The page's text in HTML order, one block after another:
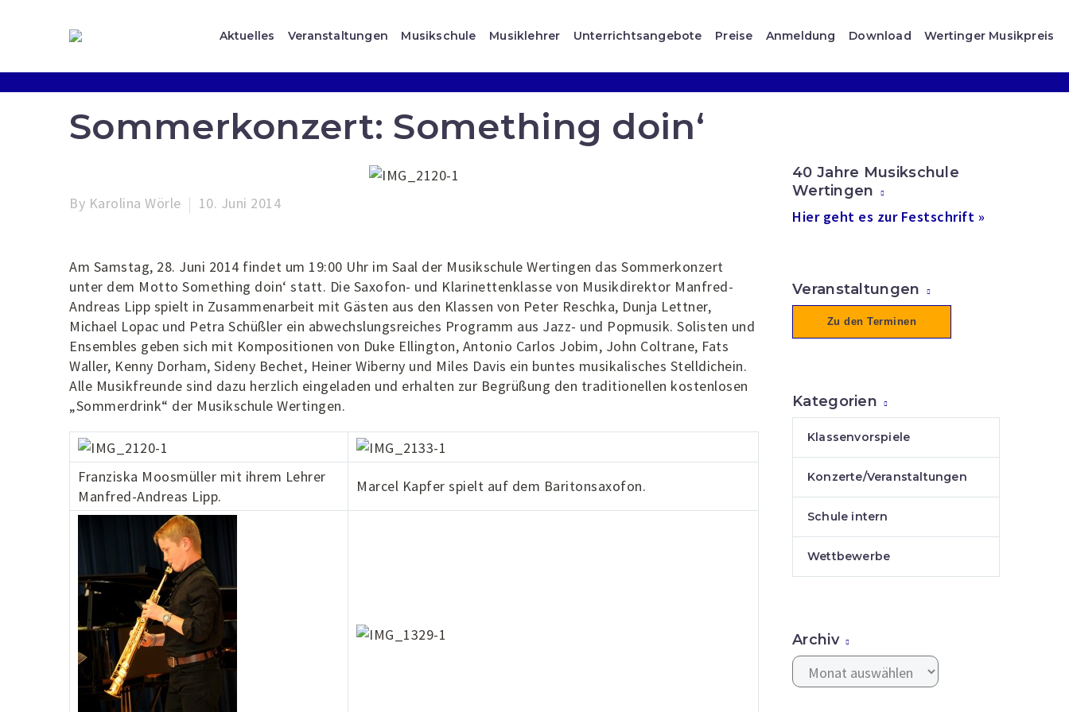
Aktuelles Veranstaltungen Musikschule Musiklehrer Unterrichtsangebote Preise Anmeldung Download Wertinger Musikpreis
Sommerkonzert: Something doin‘
By Karolina Wörle 10. Juni 2014
Am Samstag, 28. Juni 2014 findet um 19:00 Uhr im Saal der Musikschule Wertingen das Sommerkonzert
unter dem Motto Something doin‘ statt. Die Saxofon- und Klarinettenklasse von Musikdirektor Manfred-
Andreas Lipp spielt in Zusammenarbeit mit Gästen aus den Klassen von Peter Reschka, Dunja Lettner,
Michael Lopac und Petra Schüßler ein abwechslungsreiches Programm aus Jazz- und Popmusik. Solisten und
Ensembles geben sich mit Kompositionen von Duke Ellington, Antonio Carlos Jobim, John Coltrane, Fats
Waller, Kenny Dorham, Sideny Bechet, Heiner Wiberny und Miles Davis ein buntes musikalisches Stelldichein.
Alle Musikfreunde sind dazu herzlich eingeladen und erhalten zur Begrüßung den traditionellen kostenlosen
„Sommerdrink“ der Musikschule Wertingen.
Franziska Moosmüller mit ihrem Lehrer
Manfred-Andreas Lipp.
Marcel Kapfer spielt auf dem Baritonsaxofon.
40 Jahre Musikschule
Wertingen
Hier geht es zur Festschrift »
Veranstaltungen
Zu den Terminen
Kategorien
Klassenvorspiele
Konzerte/Veranstaltungen
Schule intern
Wettbewerbe
Archiv
Archiv